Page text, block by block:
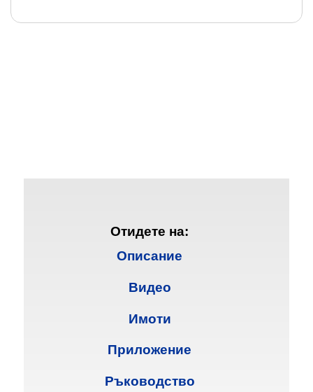
Отидете на:
Описание
Видео
Имоти
Приложение
Ръководство